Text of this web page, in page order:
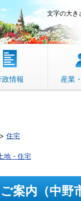
郷」のふるさと文字の大き
政情報 産業
住宅
地・住宅
案内（中野